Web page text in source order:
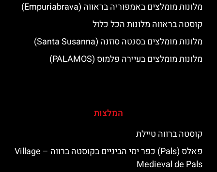
מלונות מומלצים באמפוריה בראווה (Empuriabrava)
קוסטה בראווה מלונות הכל כלול
מלונות מומלצים בסנטה סוזנה (Santa Susanna)
מלונות מומלצים בעיירה פלמוס (PALAMOS)
המלצות
קוסטה ברווה טיילת
פאלס (Pals) כפר ימי הביניים בקוסטה ברווה – ‪‪Village
Medieval de Pals‬‬